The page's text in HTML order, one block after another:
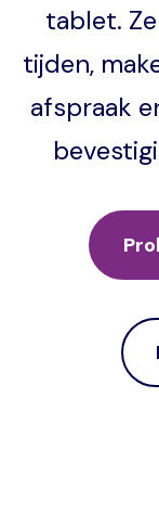
tablet.
tijden,
afspraak